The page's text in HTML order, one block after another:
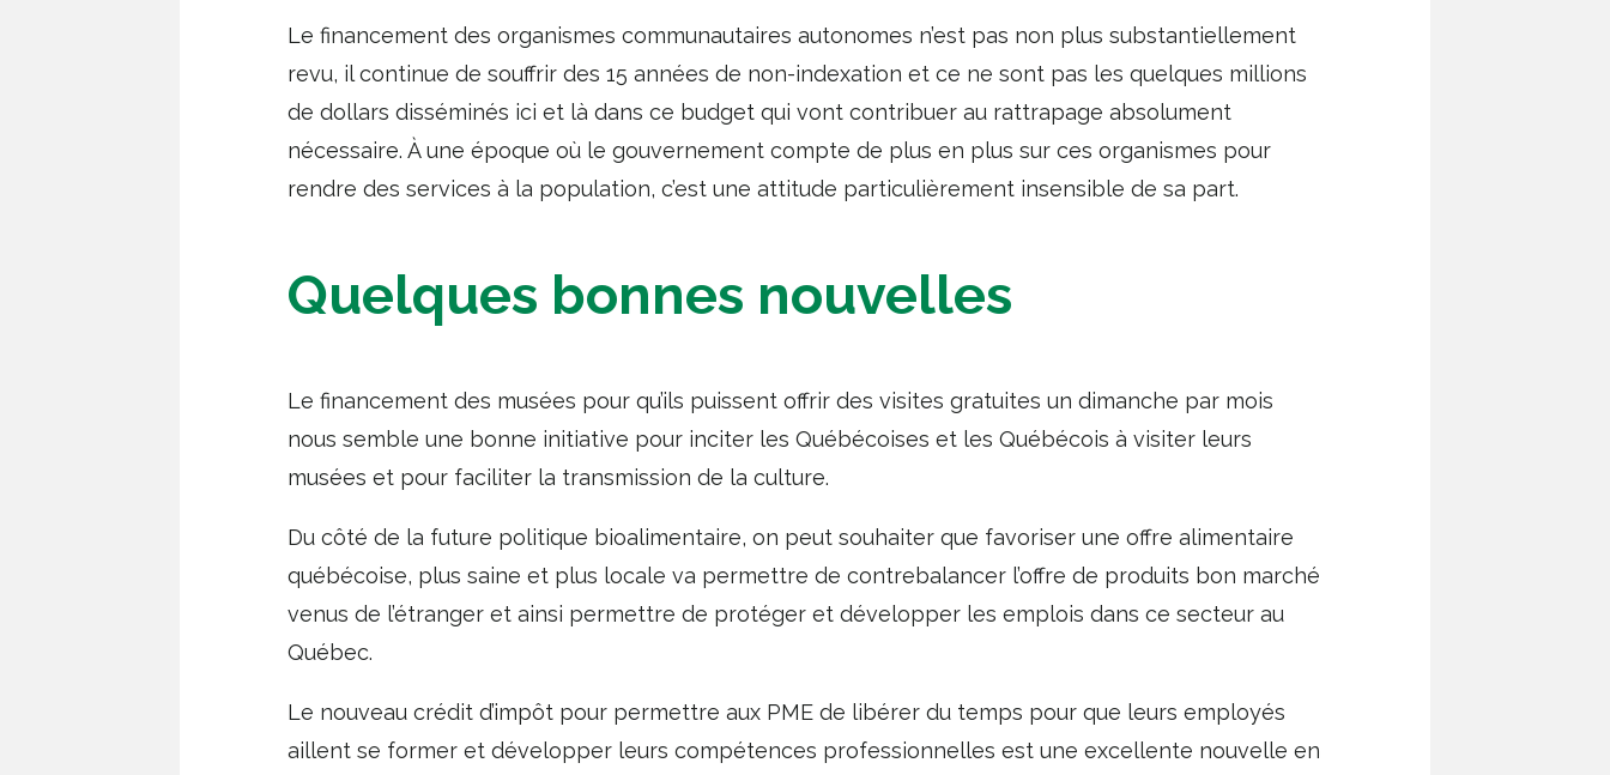
Le financement des organismes communautaires autonomes n’est pas non plus substantiellement
revu, il continue de souffrir des 15 années de non-indexation et ce ne sont pas les quelques millions
de dollars disséminés ici et là dans ce budget qui vont contribuer au rattrapage absolument
nécessaire. À une époque où le gouvernement compte de plus en plus sur ces organismes pour
rendre des services à la population, c’est une attitude particulièrement insensible de sa part.
Quelques bonnes nouvelles
Le financement des musées pour qu’ils puissent offrir des visites gratuites un dimanche par mois
nous semble une bonne initiative pour inciter les Québécoises et les Québécois à visiter leurs
musées et pour faciliter la transmission de la culture.
Du côté de la future politique bioalimentaire, on peut souhaiter que favoriser une offre alimentaire
québécoise, plus saine et plus locale va permettre de contrebalancer l’offre de produits bon marché
venus de l’étranger et ainsi permettre de protéger et développer les emplois dans ce secteur au
Québec.
Le nouveau crédit d’impôt pour permettre aux PME de libérer du temps pour que leurs employés
aillent se former et développer leurs compétences professionnelles est une excellente nouvelle en